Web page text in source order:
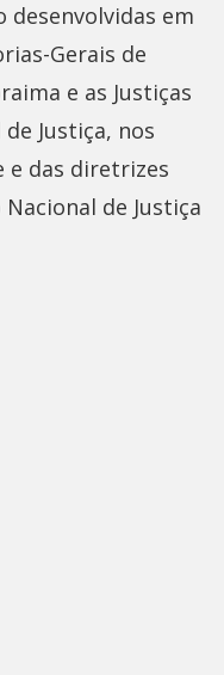
desenvolvidas em
Gerais de
e as Justiças
Justiça, nos
e das diretrizes
de Justiça